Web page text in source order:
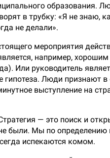
образования.
в трубку: «Я не знаю,
не делали».
мероприятия
например,
Или руководитель
Люди признают
выступление на
— это поиск и
были. Мы по
испекаются комом.